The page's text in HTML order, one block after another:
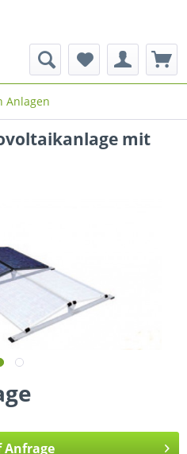
Anlagen
mit
Anfrage